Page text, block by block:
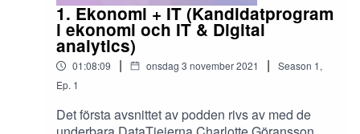
1. Ekonomi + IT (Kandidatprogram
i ekonomi och IT & Digital
analytics)
01:08:09 | onsdag 3 november 2021 | Season 1,
Ep. 1
Det första avsnittet av podden rivs av med de